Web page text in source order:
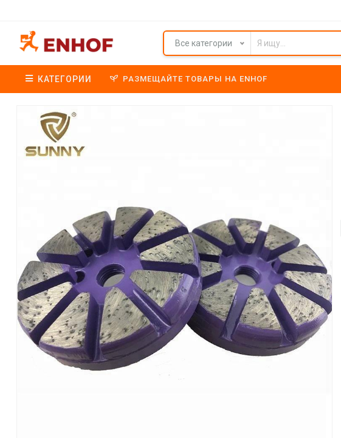
Все категории
КАТЕГОРИИ РАЗМЕЩАЙТЕ ТОВАРЫ НА ENHOF